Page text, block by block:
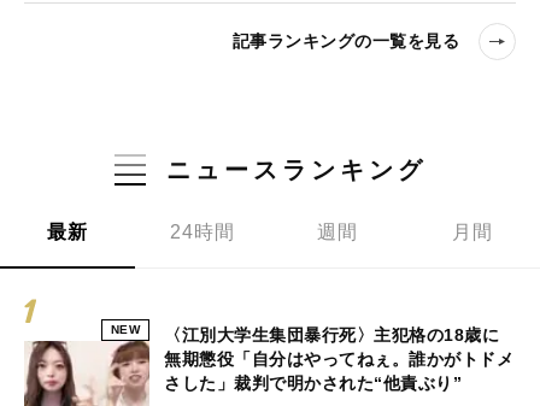
記事ランキングの一覧を見る
ニュースランキング
最新 24時間 週間 月間
NEW
〈江別大学生集団暴行死〉主犯格の18歳に
無期懲役「自分はやってねぇ。誰かがトドメ
さした」裁判で明かされた“他責ぶり”